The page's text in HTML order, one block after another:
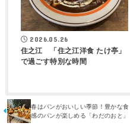
2026.05.26
住之江 「住之江洋食 たけ亭」
で過ごす特別な時間
春はパンがおいしい季節！豊かな食
感のパンが楽しめる「わだのおと」